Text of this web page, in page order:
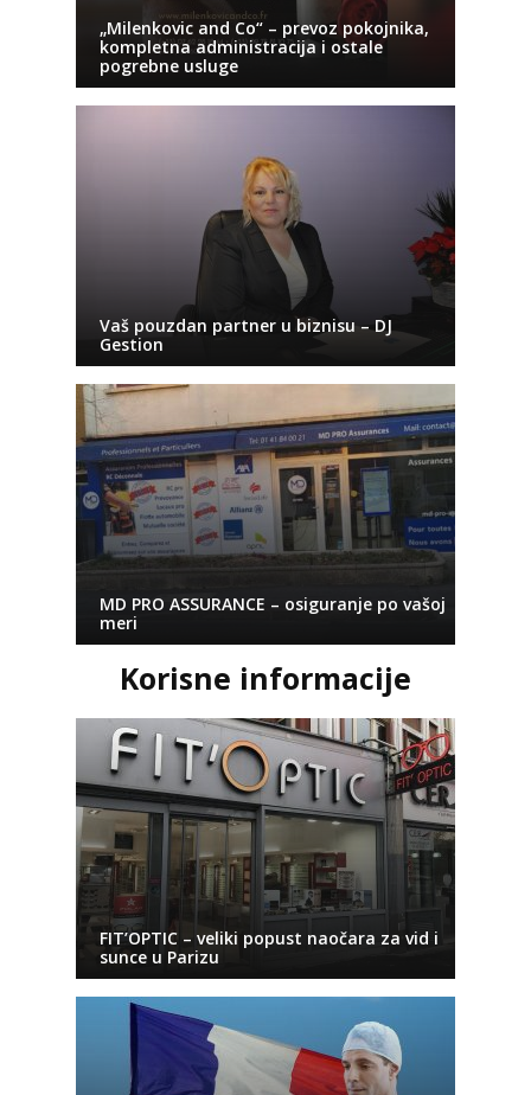
„Milenkovic and Co“ – prevoz pokojnika,
kompletna administracija i ostale
pogrebne usluge
Vaš pouzdan partner u biznisu – DJ
Gestion
MD PRO ASSURANCE – osiguranje po vašoj
meri
Korisne informacije
FIT’OPTIC – veliki popust naočara za vid i
sunce u Parizu